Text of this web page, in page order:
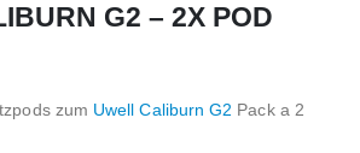
G2 – 2X POD
zum Uwell Caliburn G2 Pack a 2